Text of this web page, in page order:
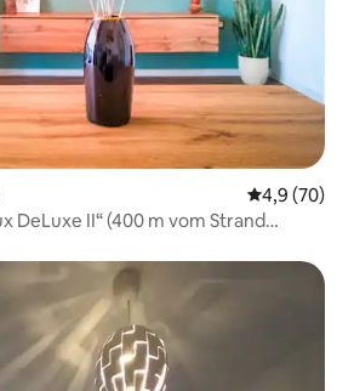
4,9 (70)
DeLuxe II“ (400 m vom Strand